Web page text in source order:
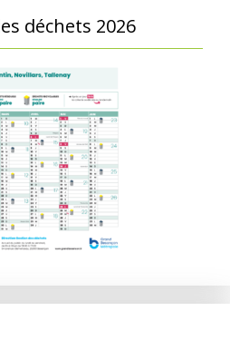
déchets 2026